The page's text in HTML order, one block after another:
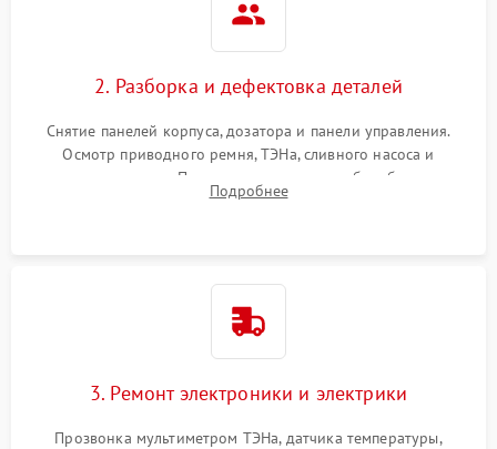
2. Разборка и дефектовка деталей
Снятие панелей корпуса, дозатора и панели управления.
Осмотр приводного ремня, ТЭНа, сливного насоса и
амортизаторов. Проверка подшипников барабана и
крестовины на износ, а манжеты люка на разрывы.
Подробнее
3. Ремонт электроники и электрики
Прозвонка мультиметром ТЭНа, датчика температуры,